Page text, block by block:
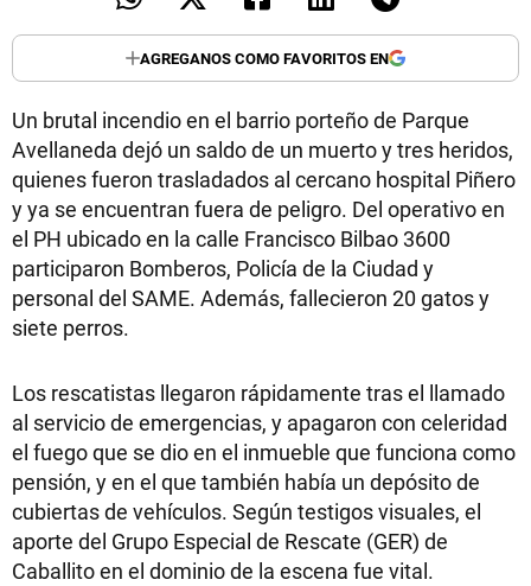
AGREGANOS COMO FAVORITOS EN
Un brutal incendio en el barrio porteño de Parque
Avellaneda dejó un saldo de un muerto y tres heridos,
quienes fueron trasladados al cercano hospital Piñero
y ya se encuentran fuera de peligro. Del operativo en
el PH ubicado en la calle Francisco Bilbao 3600
participaron Bomberos, Policía de la Ciudad y
personal del SAME. Además, fallecieron 20 gatos y
siete perros.
Los rescatistas llegaron rápidamente tras el llamado
al servicio de emergencias, y apagaron con celeridad
el fuego que se dio en el inmueble que funciona como
pensión, y en el que también había un depósito de
cubiertas de vehículos. Según testigos visuales, el
aporte del Grupo Especial de Rescate (GER) de
Caballito en el dominio de la escena fue vital.